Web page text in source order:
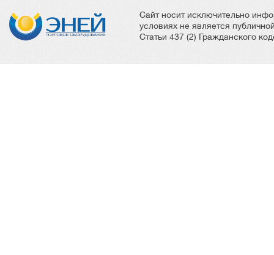
Сайт носит исключительно
условиях не является
Статьи 437 (2) Гражданского